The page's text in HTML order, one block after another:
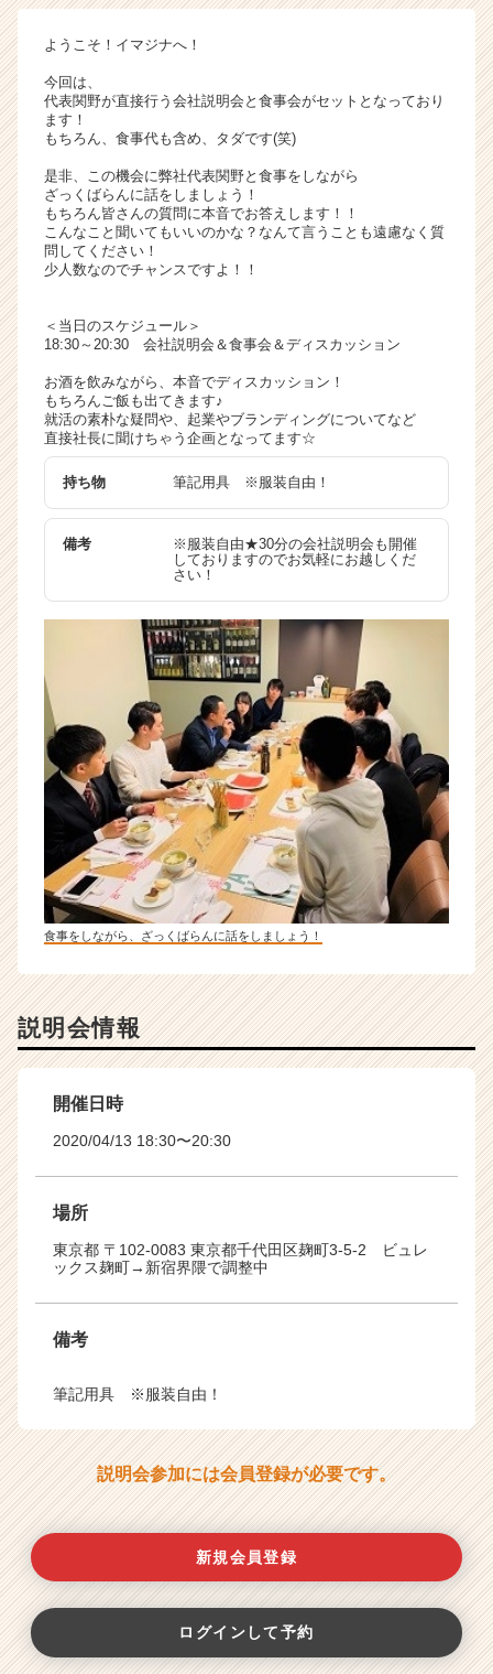
サ
ア
ャ
リ
ア
（C
h
e
C
a
r
e
e
r）
ようこそ！イマジナへ！
今回は、
代表関野が直接行う会社説明会と食事会がセットとなっており
ます！
もちろん、食事代も含め、タダです(笑)
是非、この機会に弊社代表関野と食事をしながら
ざっくばらんに話をしましょう！
もちろん皆さんの質問に本音でお答えします！！
こんなこと聞いてもいいのかな？なんて言うことも遠慮なく質
問してください！
少人数なのでチャンスですよ！！
＜当日のスケジュール＞
18:30～20:30 会社説明会＆食事会＆ディスカッション
お酒を飲みながら、本音でディスカッション！
もちろんご飯も出てきます♪
就活の素朴な疑問や、起業やブランディングについてなど
直接社長に聞けちゃう企画となってます☆
持ち物 筆記用具 ※服装自由！
備考
※服装自由★30分の会社説明会も開催
しておりますのでお気軽にお越しくだ
さい！
食事をしながら、ざっくばらんに話をしましょう！
説明会情報
開催日時
2020/04/13 18:30〜20:30
場所
東京都 〒102-0083 東京都千代田区麹町3-5-2 ビュレ
ックス麹町→新宿界隈で調整中
備考
筆記用具 ※服装自由！
説明会参加には会員登録が必要です。
新規会員登録
ログインして予約